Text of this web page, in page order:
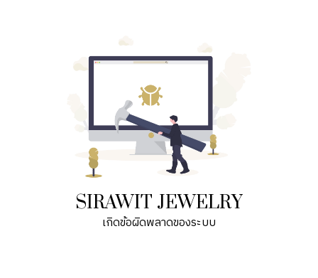
SIRAWIT JEWELRY
เกิดข้อผิดพลาดของระบบ